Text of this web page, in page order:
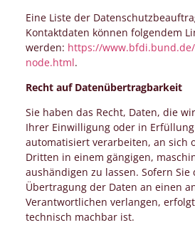
Eine Liste der
Kontaktdaten können folgendem
werden: https://
node.html.
Recht auf Datenübertragbarkeit
Sie haben das Recht, Daten, die
Ihrer Einwilligung oder in
automatisiert verarbeiten, an sich
Dritten in einem gängigen,
aushändigen zu lassen. Sofern Sie
Übertragung der Daten an einen
Verantwortlichen verlangen,
technisch machbar ist.